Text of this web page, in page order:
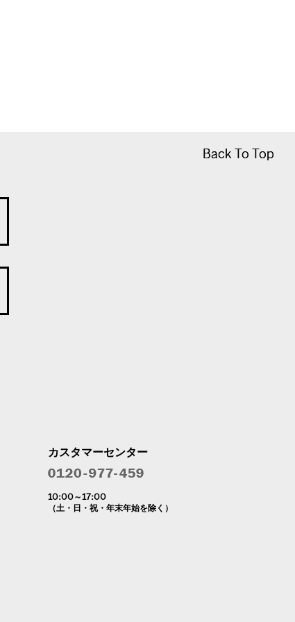
Back To Top
Back To Top
カスタマーセンター
10:00～17:00
（土・日・祝・年末年始を除く）